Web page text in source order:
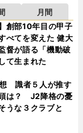
月間
創部10年目の甲子
べてを変えた 健大
督が語る「機動破
て生まれた
識者５人が推す
は？ J2降格の憂
うな３クラブと